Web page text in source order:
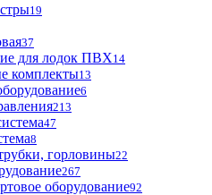
19
37
для лодок ПВХ14
комплекты13
6
213
47
8
горловины22
267
оборудование92